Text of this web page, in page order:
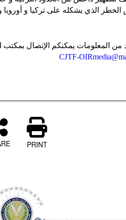
الخطر الذي يشكله على تركيا و أوروبا و
من المعلومات يمكنكم الإتصال
CJTF-
PRINT